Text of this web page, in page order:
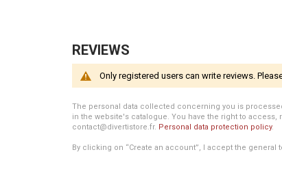
REVIEWS
Only registered users can write reviews.
The personal data collected concerning you is
in the website's catalogue. You have the right to access,
contact@divertistore.fr. Personal data protection policy.
By clicking on “Create an account”, I accept the general